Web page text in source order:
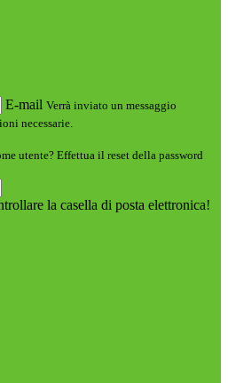
E-mail Verrà inviato un messaggio
necessarie.
utente? Effettua il reset della password
la casella di posta elettronica!